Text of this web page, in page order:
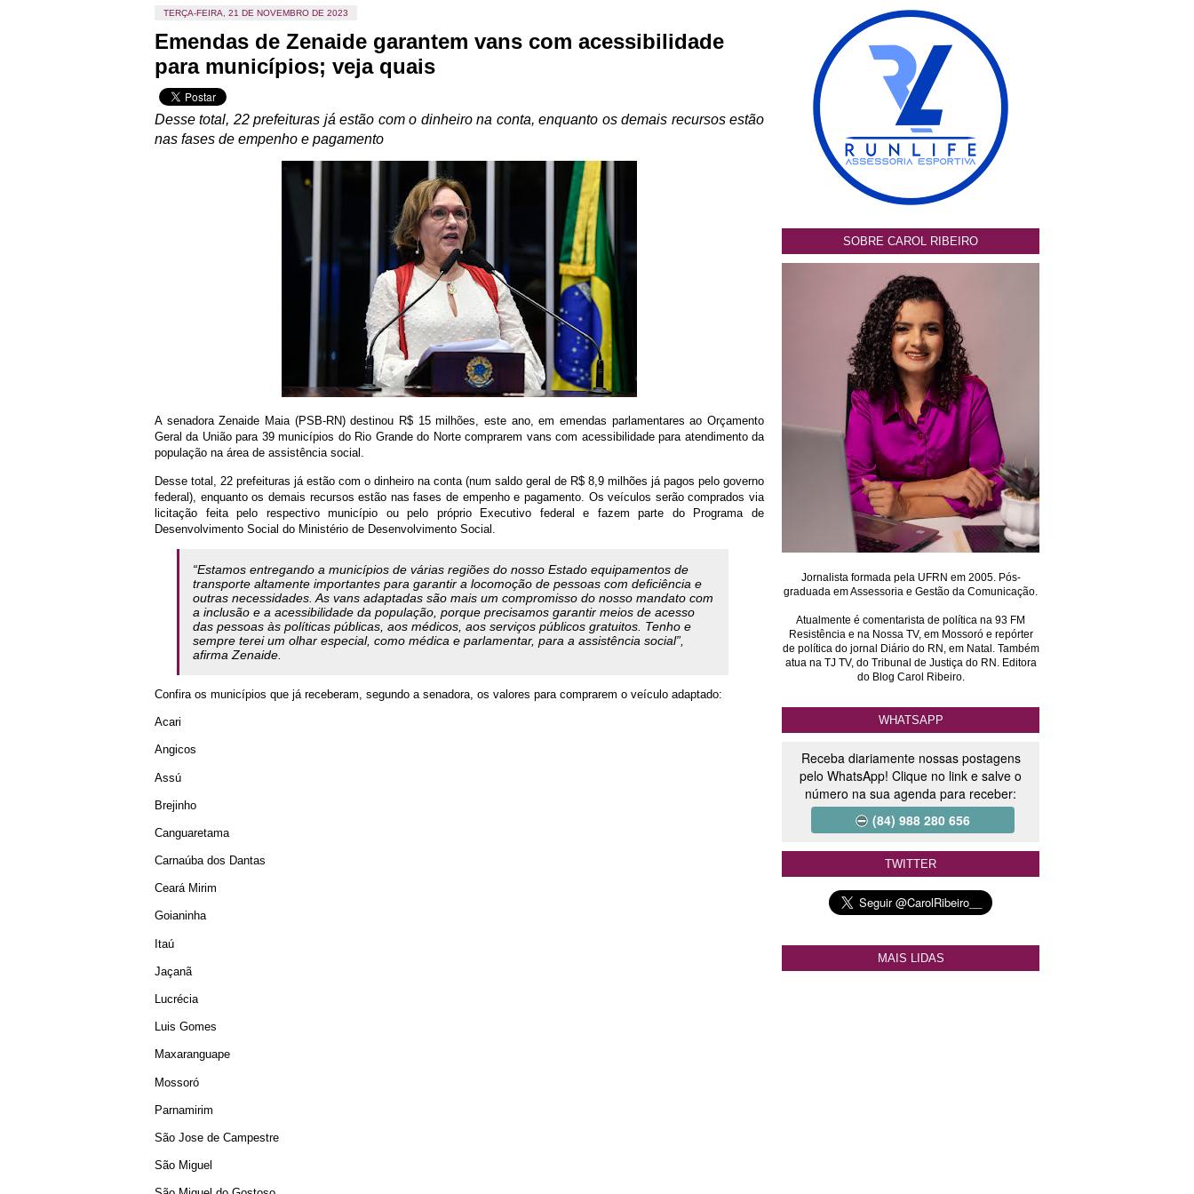
TERÇA-FEIRA, 21 DE NOVEMBRO DE 2023
Emendas de Zenaide garantem vans com acessibilidade
para municípios; veja quais
Desse total, 22 prefeituras já estão com o dinheiro na conta, enquanto os demais recursos estão
nas fases de empenho e pagamento
A senadora Zenaide Maia (PSB-RN) destinou R$ 15 milhões, este ano, em emendas parlamentares ao Orçamento
Geral da União para 39 municípios do Rio Grande do Norte comprarem vans com acessibilidade para atendimento da
população na área de assistência social.
Desse total, 22 prefeituras já estão com o dinheiro na conta (num saldo geral de R$ 8,9 milhões já pagos pelo governo
federal), enquanto os demais recursos estão nas fases de empenho e pagamento. Os veículos serão comprados via
licitação feita pelo respectivo município ou pelo próprio Executivo federal e fazem parte do Programa de
Desenvolvimento Social do Ministério de Desenvolvimento Social.
“Estamos entregando a municípios de várias regiões do nosso Estado equipamentos de
transporte altamente importantes para garantir a locomoção de pessoas com deficiência e
outras necessidades. As vans adaptadas são mais um compromisso do nosso mandato com
a inclusão e a acessibilidade da população, porque precisamos garantir meios de acesso
das pessoas às políticas públicas, aos médicos, aos serviços públicos gratuitos. Tenho e
sempre terei um olhar especial, como médica e parlamentar, para a assistência social”,
afirma Zenaide.
Confira os municípios que já receberam, segundo a senadora, os valores para comprarem o veículo adaptado:
Acari
Angicos
Assú
Brejinho
Canguaretama
Carnaúba dos Dantas
Ceará Mirim
Goianinha
Itaú
Jaçanã
Lucrécia
Luis Gomes
Maxaranguape
Mossoró
Parnamirim
São Jose de Campestre
São Miguel
SOBRE CAROL RIBEIRO
Jornalista formada pela UFRN em 2005. Pós-
graduada em Assessoria e Gestão da Comunicação.
Atualmente é comentarista de política na 93 FM
Resistência e na Nossa TV, em Mossoró e repórter
de política do jornal Diário do RN, em Natal. Também
atua na TJ TV, do Tribunal de Justiça do RN. Editora
do Blog Carol Ribeiro.
WHATSAPP
Receba diariamente nossas postagens
pelo WhatsApp! Clique no link e salve o
número na sua agenda para receber:
(84) 988 280 656
TWITTER
MAIS LIDAS